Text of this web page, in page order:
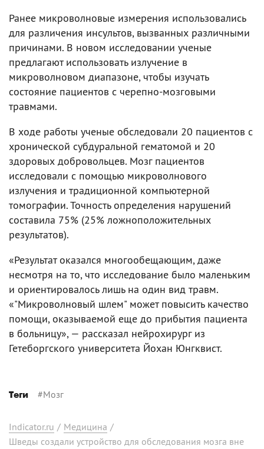
Ранее микроволновые измерения использовались
для различения инсультов, вызванных различными
причинами. В новом исследовании ученые
предлагают использовать излучение в
микроволновом диапазоне, чтобы изучать
состояние пациентов с черепно-мозговыми
травмами.
В ходе работы ученые обследовали 20 пациентов с
хронической субдуральной гематомой и 20
здоровых добровольцев. Мозг пациентов
исследовали с помощью микроволнового
излучения и традиционной компьютерной
томографии. Точность определения нарушений
составила 75% (25% ложноположительных
результатов).
«Результат оказался многообещающим, даже
несмотря на то, что исследование было маленьким
и ориентировалось лишь на один вид травм.
«"Микроволновый шлем" может повысить качество
помощи, оказываемой еще до прибытия пациента
в больницу», — рассказал нейрохирург из
Гетеборгского университета Йохан Юнгквист.
Теги #Мозг
Indicator.ru / Медицина /
Шведы создали устройство для обследования мозга вне